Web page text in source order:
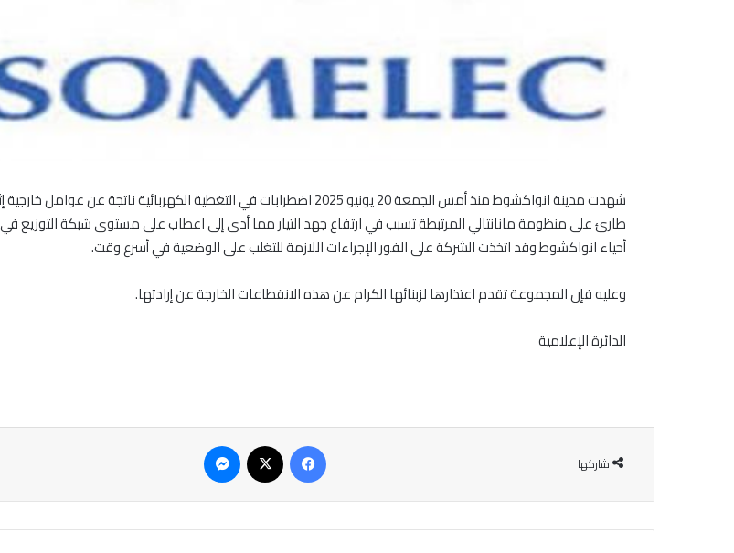
شهدت مدينة انواكشوط منذ أمس الجمعة 20 يونيو 2025 اضطرابات في التغطية الكهربائية ناتجة عن عوامل
طارئ على منظومة مانانتالي المرتبطة تسبب في ارتفاع جهد التيار مما أدى إلى اعطاب على مستوى شبكة التوزيع
أحياء انواكشوط وقد اتخذت الشركة على الفور الإجراءات اللازمة للتغلب على الوضعية في أسرع وقت.
وعليه فإن المجموعة تقدم اعتذارها لزبنائها الكرام عن هذه الانقطاعات الخارجة عن إرادتها.
الدائرة الإعلامية
شاركها